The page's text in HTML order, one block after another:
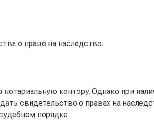
о праве на наследство.
контору. Однако при
свидетельство о правах на
порядке.